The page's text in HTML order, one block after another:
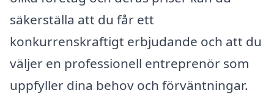
säkerställa att du får ett
konkurrenskraftigt erbjudande och att du
väljer en professionell entreprenör som
uppfyller dina behov och förväntningar.